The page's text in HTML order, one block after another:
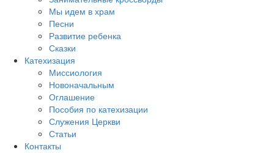
Мы идем в храм
Песни
Развитие ребенка
Сказки
Катехизация
Миссиология
Новоначальным
Оглашение
Пособия по катехизации
Служения Церкви
Статьи
Контакты